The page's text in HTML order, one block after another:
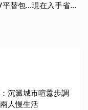
替包…現在入手省一
沉澱城市喧囂步調
人慢生活